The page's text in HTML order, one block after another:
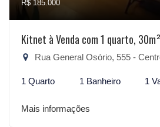
R$ 185.000
Kitnet à Venda com 1 quarto, 30m²
Rua General Osório, 555 -
1 Quarto 1 Banheiro 1
Mais informações